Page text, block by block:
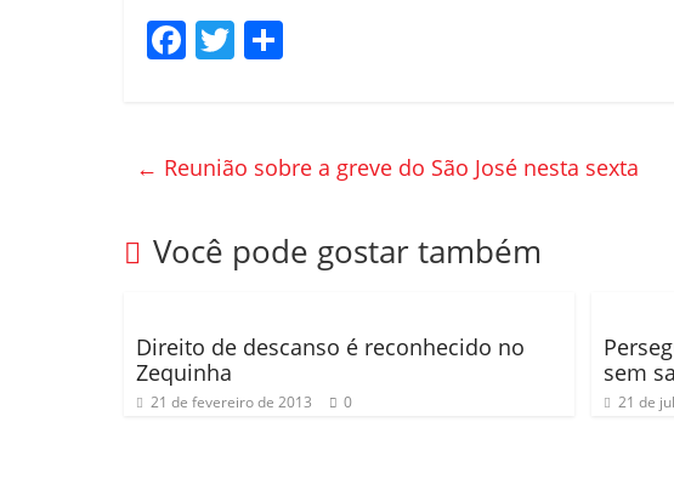
F
e
o
o
T
er p
til
h
← Reunião sobre a greve do São José nesta sexta
Você pode gostar também
Direito de descanso é reconhecido no
Zequinha
21 de fevereiro de 2013 0
sem
21 de